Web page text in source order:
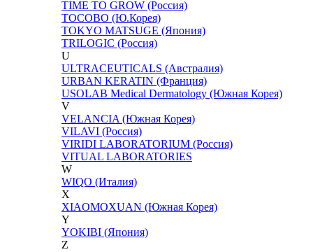
TIME TO GROW (Россия)
TOCOBO (Ю.Корея)
TOKYO MATSUGE (Япония)
TRILOGIC (Россия)
U
ULTRACEUTICALS (Австралия)
URBAN KERATIN (Франция)
USOLAB Medical Dermatology (Южная Корея)
V
VELANCIA (Южная Корея)
VILAVI (Россия)
VIRIDI LABORATORIUM (Россия)
VITUAL LABORATORIES
W
WIQO (Италия)
X
XIAOMOXUAN (Южная Корея)
Y
YOKIBI (Япония)
Z